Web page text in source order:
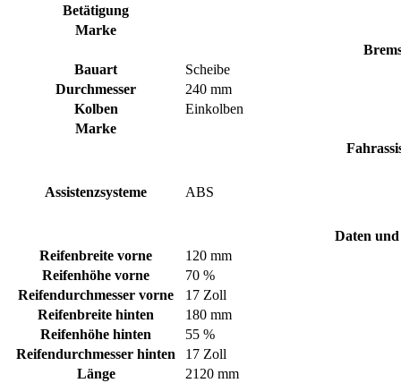
Betätigung
Marke
Bauart
Scheibe
Durchmesser
240 mm
Kolben
Einkolben
Marke
Assistenzsysteme ABS
Daten und
Reifenbreite vorne
120 mm
Reifenhöhe vorne
70 %
Reifendurchmesser vorne
17 Zoll
Reifenbreite hinten
180 mm
Reifenhöhe hinten
55 %
Reifendurchmesser hinten
17 Zoll
Länge
2120 mm